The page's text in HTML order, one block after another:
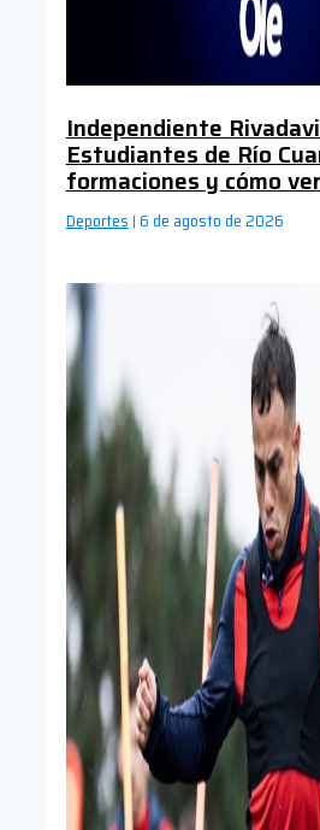
Independiente
Estudiantes de Río
formaciones y cómo
Deportes | 6 de agosto de 2026